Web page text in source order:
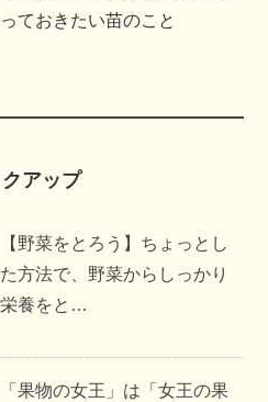
っておきたい苗のこと
クアップ
【野菜をとろう】ちょっとし
た方法で、野菜からしっかり
栄養をと…
「果物の女王」は「女王の果